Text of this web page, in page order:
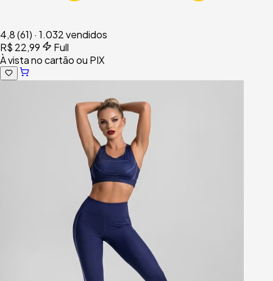
4,8(61) · 1.032 vendidos
R$ 22,99
Full
À vista no cartão ou PIX